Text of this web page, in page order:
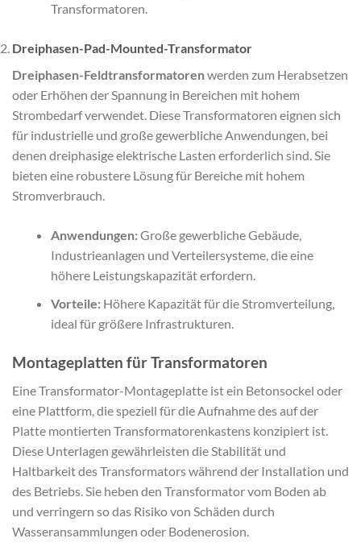
Transformatoren.
Dreiphasen-Pad-Mounted-Transformator
Dreiphasen-Feldtransformatorenwerden zum Herabsetzen
oder Erhöhen der Spannung in Bereichen mit hohem
Strombedarf verwendet. Diese Transformatoren eignen sich
für industrielle und große gewerbliche Anwendungen, bei
denen dreiphasige elektrische Lasten erforderlich sind. Sie
bieten eine robustere Lösung für Bereiche mit hohem
Stromverbrauch.
Anwendungen:Große gewerbliche Gebäude,
Industrieanlagen und Verteilersysteme, die eine
höhere Leistungskapazität erfordern.
Vorteile: Höhere Kapazität für die Stromverteilung,
ideal für größere Infrastrukturen.
Montageplatten für Transformatoren
Eine Transformator-Montageplatte ist ein Betonsockel oder
eine Plattform, die speziell für die Aufnahme des auf der
Platte montierten Transformatorenkastens konzipiert ist.
Diese Unterlagen gewährleisten die Stabilität und
Haltbarkeit des Transformators während der Installation und
des Betriebs. Sie heben den Transformator vom Boden ab
und verringern so das Risiko von Schäden durch
Wasseransammlungen oder Bodenerosion.